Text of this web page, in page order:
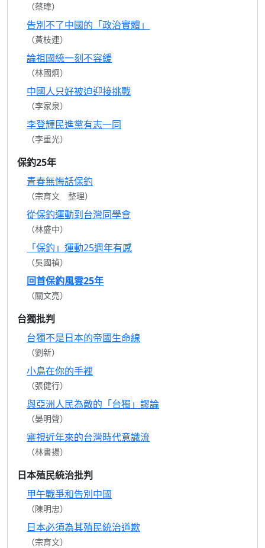
（蔡瑋）
告別不了中國的「政治實體」
（黃枝連）
論祖國統一刻不容緩
（林國炯）
中國人只好被迫迎接挑戰
（李家泉）
李登輝民進黨有志一同
（李重光）
保釣25年
青春無悔話保釣
（宗育文 整理）
從保釣運動到台灣同學會
（林盛中）
「保釣」運動25週年有感
（吳國禎）
回首保釣風雲25年
（關文亮）
台獨批判
台獨不是日本的帝國生命線
（劉新）
小鳥在你的手裡
（張健行）
與亞洲人民為敵的「台獨」謬論
（晏明聲）
審視近年來的台灣時代意識流
（林書揚）
日本殖民統治批判
甲午戰爭和告別中國
（陳明忠）
日本必須為其殖民統治道歉
（宗育文）